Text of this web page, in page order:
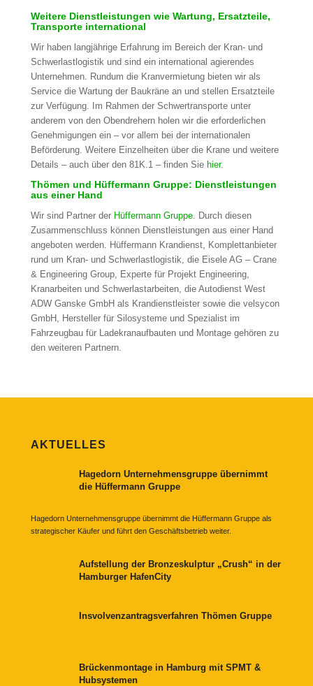
Weitere Dienstleistungen wie Wartung, Ersatzteile,
Transporte international
Wir haben langjährige Erfahrung im Bereich der Kran- und
Schwerlastlogistik und sind ein international agierendes
Unternehmen. Rundum die Kranvermietung bieten wir als
Service die Wartung der Baukräne an und stellen Ersatzteile
zur Verfügung. Im Rahmen der Schwertransporte unter
anderem von den Obendrehern holen wir die erforderlichen
Genehmigungen ein – vor allem bei der internationalen
Beförderung. Weitere Einzelheiten über die Krane und weitere
Details – auch über den 81K.1 – finden Sie hier.
Thömen und Hüffermann Gruppe: Dienstleistungen
aus einer Hand
Wir sind Partner der Hüffermann Gruppe. Durch diesen
Zusammenschluss können Dienstleistungen aus einer Hand
angeboten werden. Hüffermann Krandienst, Komplettanbieter
rund um Kran- und Schwerlastlogistik, die Eisele AG – Crane
& Engineering Group, Experte für Projekt Engineering,
Kranarbeiten und Schwerlastarbeiten, die Autodienst West
ADW Ganske GmbH als Krandienstleister sowie die velsycon
GmbH, Hersteller für Silosysteme und Spezialist im
Fahrzeugbau für Ladekranaufbauten und Montage gehören zu
den weiteren Partnern.
AKTUELLES
Hagedorn Unternehmensgruppe übernimmt
die Hüffermann Gruppe
Hagedorn Unternehmensgruppe übernimmt die Hüffermann Gruppe als
strategischer Käufer und führt den Geschäftsbetrieb weiter.
Aufstellung der Bronzeskulptur „Crush“ in der
Hamburger HafenCity
Insvolvenzantragsverfahren Thömen Gruppe
Brückenmontage in Hamburg mit SPMT &
Hubsystemen